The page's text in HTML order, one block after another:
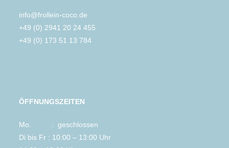
info@frollein-coco.de
+49 (0) 2941 20 24 455
+49 (0) 173 51 13 784
ÖFFNUNGSZEITEN
Mo. : geschlossen
Di bis Fr : 10:00 – 13:00 Uhr